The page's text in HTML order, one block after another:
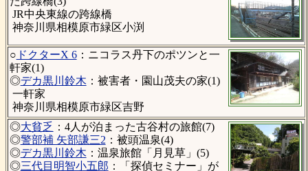
JR中央東線の跨線橋
神奈川県相模原市緑区小渕
○ ドクターX 6：ニコラス丹下のポツンと一
軒家(1)
◎デカ黒川鈴木 ：被害者・園山茂夫の家(1)
一軒家
神奈川県相模原市緑区吉野
◎大貧乏 ：4人が泊まった古谷村の旅館(7)
◎警部補 矢部謙三2 ：被頭温泉(4)
◎デカ黒川鈴木 ：温泉旅館「月見草」(5)
◎三代目明智小五郎 ：「探偵セミナー」が